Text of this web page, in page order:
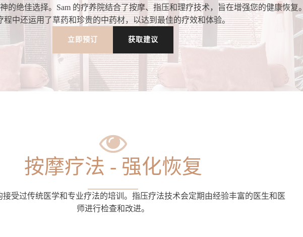
的绝佳选择。Sam 的疗养院结合了按摩、指压和理疗技术，旨在增强您的健康恢复。
程中还运用了草药和珍贵的中药材，以达到最佳的疗效和体验。
立即预订 获取建议
按摩疗法 - 强化恢复
接受过传统医学和专业疗法的培训。指压疗法技术会定期由经验丰富的医生和医
师进行检查和改进。